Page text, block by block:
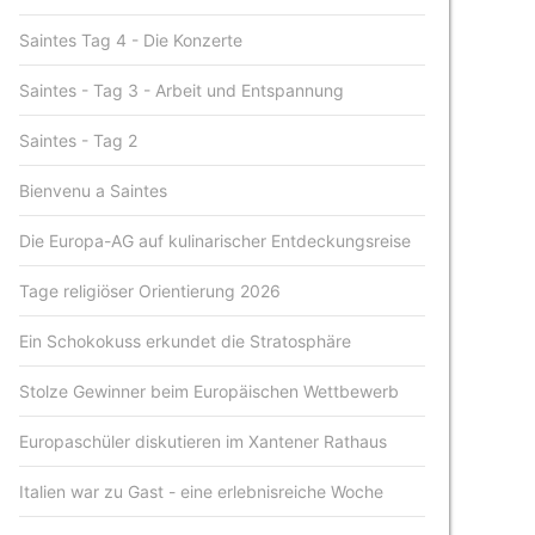
Saintes Tag 4 - Die Konzerte
Saintes - Tag 3 - Arbeit und Entspannung
Saintes - Tag 2
Bienvenu a Saintes
Die Europa-AG auf kulinarischer Entdeckungsreise
Tage religiöser Orientierung 2026
Ein Schokokuss erkundet die Stratosphäre
Stolze Gewinner beim Europäischen Wettbewerb
Europaschüler diskutieren im Xantener Rathaus
Italien war zu Gast - eine erlebnisreiche Woche